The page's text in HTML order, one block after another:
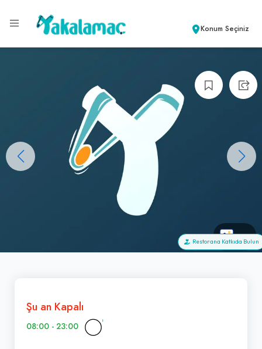
Konum Seçiniz
+0
Restorana Katkıda Bulun
Şu an Kapalı
08:00 - 23:00